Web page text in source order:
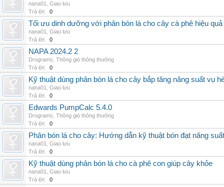
nana01
Giao lưu
Trả lời:
0
Tối ưu dinh dưỡng với phân bón lá cho cây cà phê hiệu quả
nana01
Giao lưu
Trả lời:
0
NAPA 2024.2 2
Drograms Thông gió thông thường
Trả lời:
0
Kỹ thuật dùng phân bón lá cho cây bắp tăng năng suất vụ
nana01
Giao lưu
Trả lời:
0
Edwards PumpCalc 5.4.0
Drograms Thông gió thông thường
Trả lời:
0
Phân bón lá cho cây: Hướng dẫn kỹ thuật bón đạt năng suất
nana01
Giao lưu
Trả lời:
0
Kỹ thuật dùng phân bón lá cho cà phê con giúp cây khỏe
nana01
Giao lưu
Trả lời:
0